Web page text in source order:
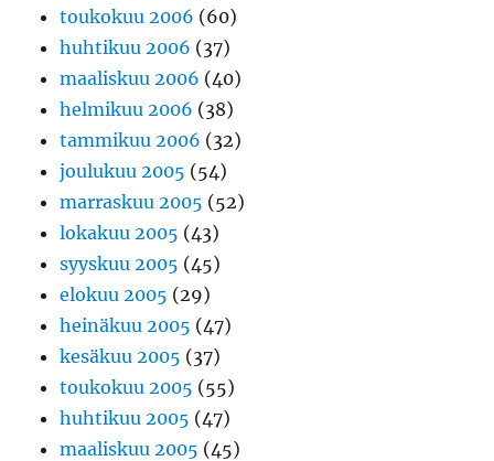
toukokuu 2006 (60)
huhtikuu 2006 (37)
maaliskuu 2006 (40)
helmikuu 2006 (38)
tammikuu 2006 (32)
joulukuu 2005 (54)
marraskuu 2005 (52)
lokakuu 2005 (43)
syyskuu 2005 (45)
elokuu 2005 (29)
heinäkuu 2005 (47)
kesäkuu 2005 (37)
toukokuu 2005 (55)
huhtikuu 2005 (47)
maaliskuu 2005 (45)